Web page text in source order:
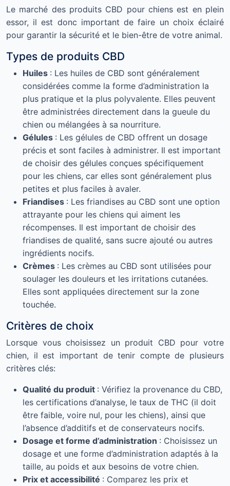
Le marché des produits CBD pour chiens est en plein
essor, il est donc important de faire un choix éclairé
pour garantir la sécurité et le bien-être de votre animal.
Types de produits CBD
Huiles : Les huiles de CBD sont généralement
considérées comme la forme d’administration la
plus pratique et la plus polyvalente. Elles peuvent
être administrées directement dans la gueule du
chien ou mélangées à sa nourriture.
Gélules : Les gélules de CBD offrent un dosage
précis et sont faciles à administrer. Il est important
de choisir des gélules conçues spécifiquement
pour les chiens, car elles sont généralement plus
petites et plus faciles à avaler.
Friandises : Les friandises au CBD sont une option
attrayante pour les chiens qui aiment les
récompenses. Il est important de choisir des
friandises de qualité, sans sucre ajouté ou autres
ingrédients nocifs.
Crèmes : Les crèmes au CBD sont utilisées pour
soulager les douleurs et les irritations cutanées.
Elles sont appliquées directement sur la zone
touchée.
Critères de choix
Lorsque vous choisissez un produit CBD pour votre
chien, il est important de tenir compte de plusieurs
critères clés:
Qualité du produit : Vérifiez la provenance du CBD,
les certifications d’analyse, le taux de THC (il doit
être faible, voire nul, pour les chiens), ainsi que
l’absence d’additifs et de conservateurs nocifs.
Dosage et forme d’administration : Choisissez un
dosage et une forme d’administration adaptés à la
taille, au poids et aux besoins de votre chien.
Prix et accessibilité : Comparez les prix et